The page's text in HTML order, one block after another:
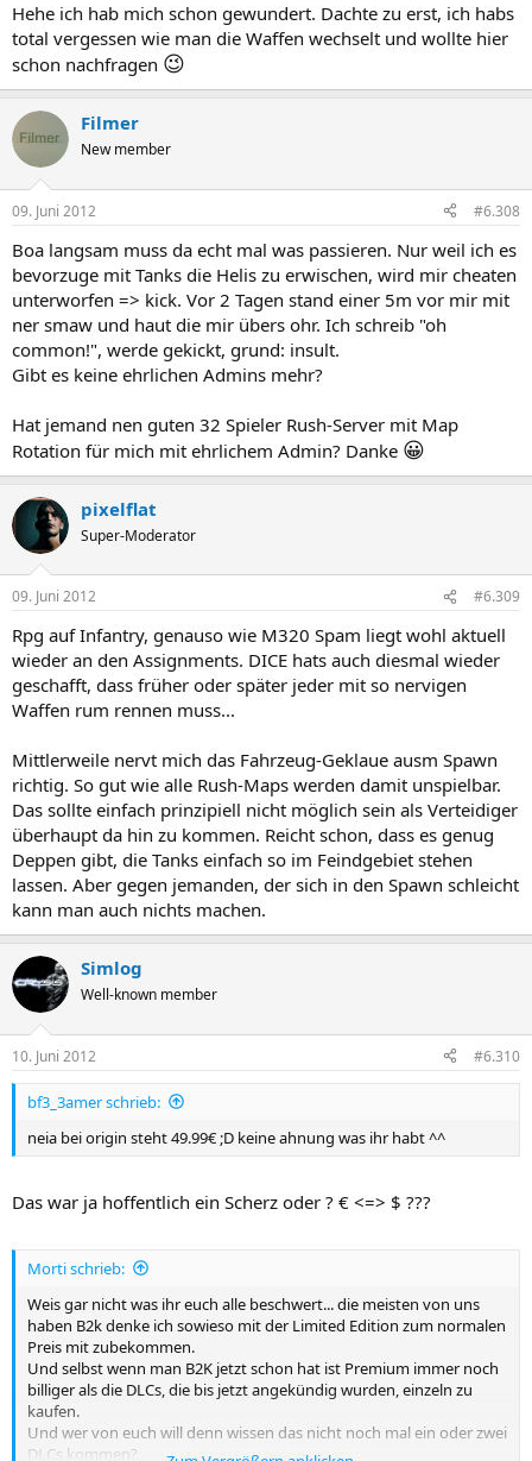
Hehe ich hab mich schon gewundert. Dachte zu erst, ich habs
total vergessen wie man die Waffen wechselt und wollte hier
schon nachfragen 😉
Filmer
New member
09. Juni 2012 #6.308
Boa langsam muss da echt mal was passieren. Nur weil ich es
bevorzuge mit Tanks die Helis zu erwischen, wird mir cheaten
unterworfen => kick. Vor 2 Tagen stand einer 5m vor mir mit
ner smaw und haut die mir übers ohr. Ich schreib "oh
common!", werde gekickt, grund: insult.
Gibt es keine ehrlichen Admins mehr?
Hat jemand nen guten 32 Spieler Rush-Server mit Map
Rotation für mich mit ehrlichem Admin? Danke 😀
pixelflat
Super-Moderator
09. Juni 2012 #6.309
Rpg auf Infantry, genauso wie M320 Spam liegt wohl aktuell
wieder an den Assignments. DICE hats auch diesmal wieder
geschafft, dass früher oder später jeder mit so nervigen
Waffen rum rennen muss...
Mittlerweile nervt mich das Fahrzeug-Geklaue ausm Spawn
richtig. So gut wie alle Rush-Maps werden damit unspielbar.
Das sollte einfach prinzipiell nicht möglich sein als Verteidiger
überhaupt da hin zu kommen. Reicht schon, dass es genug
Deppen gibt, die Tanks einfach so im Feindgebiet stehen
lassen. Aber gegen jemanden, der sich in den Spawn schleicht
kann man auch nichts machen.
Simlog
Well-known member
10. Juni 2012 #6.310
bf3_3amer schrieb:
neia bei origin steht 49.99€ ;D keine ahnung was ihr habt ^^
Das war ja hoffentlich ein Scherz oder ? € <=> $ ???
Morti schrieb:
Weis gar nicht was ihr euch alle beschwert... die meisten von uns
haben B2k denke ich sowieso mit der Limited Edition zum normalen
Preis mit zubekommen.
Und selbst wenn man B2K jetzt schon hat ist Premium immer noch
billiger als die DLCs, die bis jetzt angekündig wurden, einzeln zu
kaufen.
Und wer von euch will denn wissen das nicht noch mal ein oder zwei
DLCs kommen?